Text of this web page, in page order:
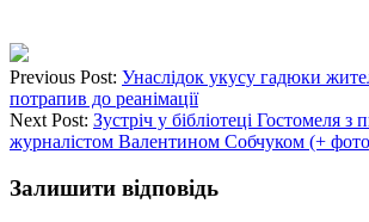
Previous Post: Унаслідок укусу гадюки
потрапив до реанімації
Next Post: Зустріч у бібліотеці Гостомеля з
журналістом Валентином Собчуком (+
Залишити відповідь